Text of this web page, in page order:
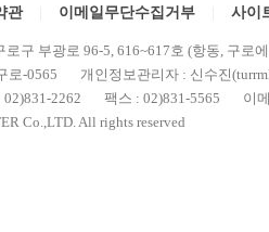
관 이메일무단수집거부 사이
로구 부광로 96-5, 616~617호 (항동, 구
로-0565 개인정보관리자 : 신수진
2262 팩스 : 02)831-5565 이메
Co.,LTD. All rights reserved